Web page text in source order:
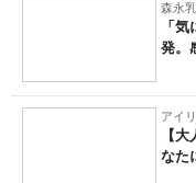
森永
「
発。
アイ
【
なた